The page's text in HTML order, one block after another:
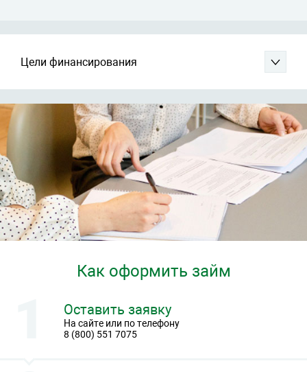
Цели финансирования
Как оформить займ
На сайте или по телефону
8 (800) 551 7075
Оставить заявку